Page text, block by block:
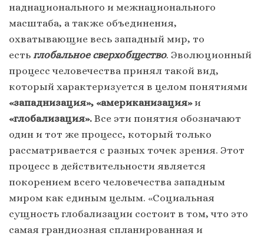
наднационального и межнационального
масштаба, а также объединения,
охватывающие весь западный мир, то
есть глобальное сверхобщество. Эволюционный
процесс человечества принял такой вид,
который характеризуется в целом понятиями
«западнизация», «американизация»и
«глобализация». Все эти понятия обозначают
один и тот же процесс, который только
рассматривается с разных точек зрения. Этот
процесс в действительности является
покорением всего человечества западным
миром как единым целым. «Социальная
сущность глобализации состоит в том, что это
самая грандиозная спланированная и